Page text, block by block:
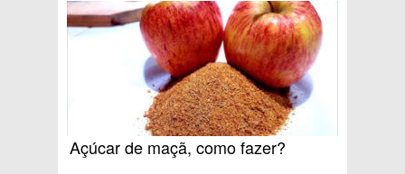
Açúcar de maçã, como fazer?